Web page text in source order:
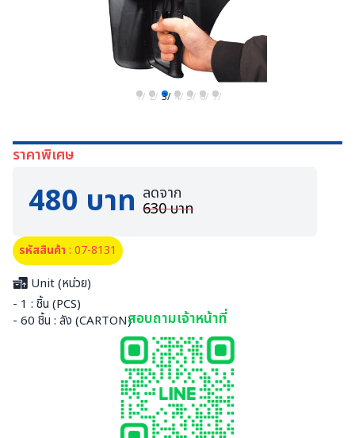
1/ 2/ 3/ 4/ 5/ 6/ 7/
ราคาพิเศษ
480 บาท ลดจาก
630 บาท
รหัสสินค้า : 07-8131
Unit (หน่วย)
- 1 : ชิ้น (PCS)
- 60 ชิ้น : ลัง (CARTON)สอบถามเจ้าหน้าที่